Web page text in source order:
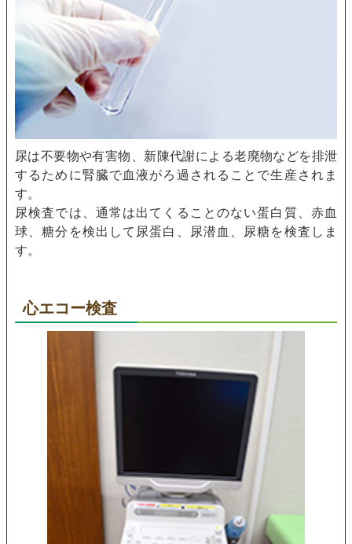
尿は不要物や有害物、新陳代謝による老廃物などを排泄
するために腎臓で血液がろ過されることで生産されま
す。
尿検査では、通常は出てくることのない蛋白質、赤血
球、糖分を検出して尿蛋白、尿潜血、尿糖を検査しま
す。
心エコー検査